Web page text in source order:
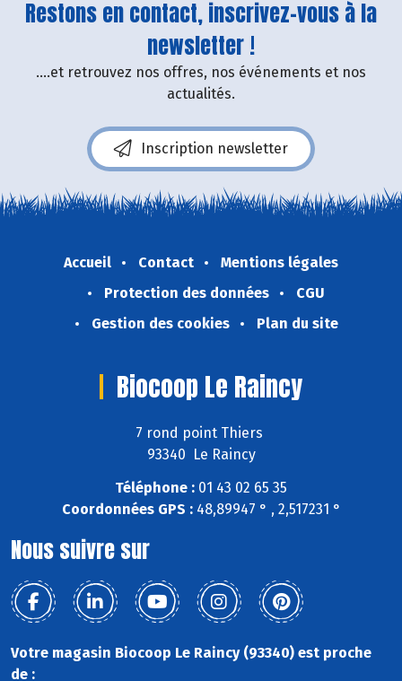
Restons en contact, inscrivez-vous à la
newsletter !
....et retrouvez nos offres, nos événements et nos
actualités.
Inscription newsletter
Accueil Contact
Mentions légales
Protection des données
CGU
Gestion des cookies
Plan du site
Biocoop Le Raincy
7 rond point Thiers
93340 Le Raincy
Téléphone : 01 43 02 65 35
Coordonnées GPS :48,89947 ° , 2,517231 °
Nous suivre sur
Votre magasin Biocoop Le Raincy (93340) est proche
de :